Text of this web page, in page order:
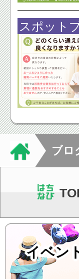
スポット
ブロ
イベン